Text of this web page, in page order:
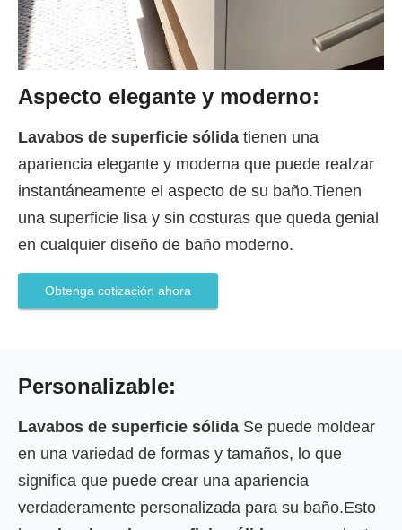
Aspecto elegante y moderno:
Lavabos de superficie sólida tienen una
apariencia elegante y moderna que puede realzar
instantáneamente el aspecto de su baño.Tienen
una superficie lisa y sin costuras que queda genial
en cualquier diseño de baño moderno.
Obtenga cotización ahora
Personalizable:
Lavabos de superficie sólida Se puede moldear
en una variedad de formas y tamaños, lo que
significa que puede crear una apariencia
verdaderamente personalizada para su baño.Esto